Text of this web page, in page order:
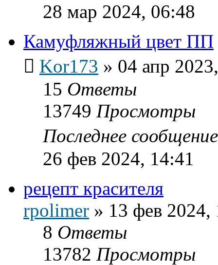
28 мар 2024, 06:48
Камуфляжный цвет ПП
Kor173 » 04 апр
15 Ответы
13749 Просмотры
Последнее
26 фев 2024, 14:41
рецепт красителя
rpolimer » 13 фев 2024,
8 Ответы
13782 Просмотры